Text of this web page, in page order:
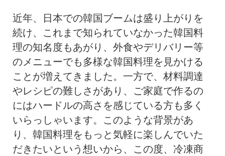
近年、日本での韓国ブームは盛り上がりを
続け、これまで知られていなかった韓国料
理の知名度もあがり、外食やデリバリー等
のメニューでも多様な韓国料理を見かける
ことが増えてきました。一方で、材料調達
やレシピの難しさがあり、ご家庭で作るの
にはハードルの高さを感じている方も多く
いらっしゃいます。このような背景があ
り、韓国料理をもっと気軽に楽しんでいた
だきたいという想いから、この度、冷凍商